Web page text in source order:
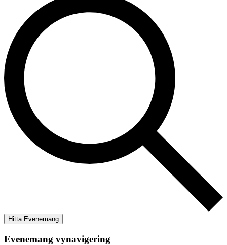
Hitta Evenemang
Evenemang vynavigering